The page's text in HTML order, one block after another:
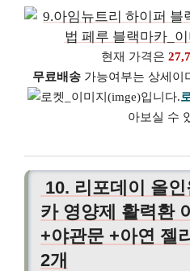
현재 가격은
무료배송가능여부는 상세이
아보실 수
10. 리포데이 올
카 영양제 활력환
+야관문 +아연 젤
2개